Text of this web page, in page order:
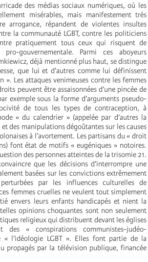
des médias sociaux numériques, où les
misérables, mais manifestement très
arrogance, répandent de violentes insultes
la communauté LGBT, contre les politiciens
pratiquement tous ceux qui risquent de
pro-gouvernementale. Parmi ces aboyeurs
déjà mentionné plus haut, se distingue
que lui et d’autres comme lui définissent
». Les attaques venimeuses contre les femmes
peuvent être assaisonnées d’une pincée de
exemple sous la forme d’arguments pseudo-
de tous les types de contraception, à
« du calendrier » (appelée par d’autres la
des manipulations dégoûtantes sur les causes
à l’avortement. Les partisans du « droit
font état de motifs « eugéniques » notoires.
des personnes atteintes de la trisomie 21.
que les décisions d’interrompre une
basées sur les convictions extrêmement
par les influences culturelles de
femmes cruelles ne veulent tout simplement
envers leurs enfants handicapés et nient la
opinions choquantes sont non seulement
religieux qui distribuent devant les églises
des « conspirations communistes-judéo-
« l’idéologie LGBT ». Elles font partie de la
propagés par la télévision publique, financée